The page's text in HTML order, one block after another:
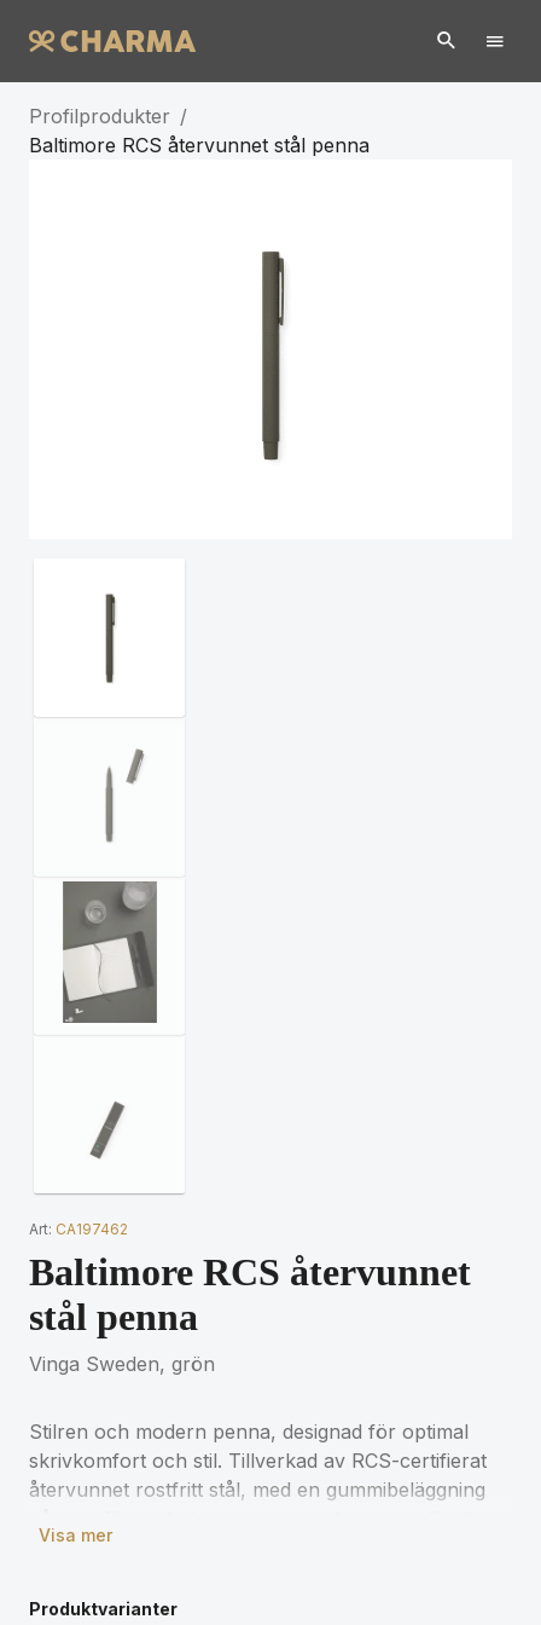
Profilprodukter /
Baltimore RCS återvunnet stål penna
Art: CA197462
Baltimore RCS återvunnet
stål penna
Vinga Sweden, grön
Stilren och modern penna, designad för optimal
skrivkomfort och stil. Tillverkad av RCS-certifierat
återvunnet rostfritt stål, med en gummibeläggning
Med sitt seperata lock och clips erbjuder denna
spetsen (1,0 mm) säkerställer smidig skrivning,
Visa mer
Produktvarianter